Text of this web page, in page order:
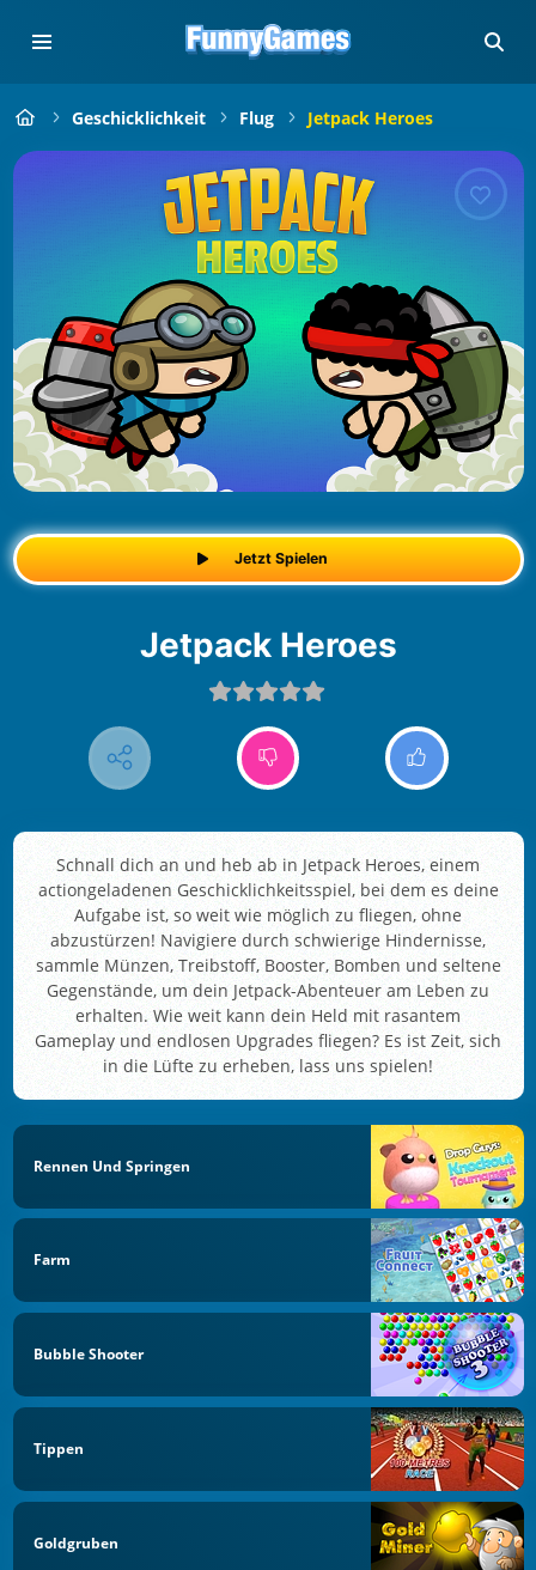
Geschicklichkeit Flug Jetpack Heroes
Jetzt Spielen
Jetpack Heroes
Schnall dich an und heb ab in Jetpack Heroes, einem
actiongeladenen Geschicklichkeitsspiel, bei dem es deine
Aufgabe ist, so weit wie möglich zu fliegen, ohne
abzustürzen! Navigiere durch schwierige Hindernisse,
sammle Münzen, Treibstoff, Booster, Bomben und seltene
Gegenstände, um dein Jetpack-Abenteuer am Leben zu
erhalten. Wie weit kann dein Held mit rasantem
Gameplay und endlosen Upgrades fliegen? Es ist Zeit, sich
in die Lüfte zu erheben, lass uns spielen!
Rennen Und Springen
Farm
Bubble Shooter
Tippen
Goldgruben